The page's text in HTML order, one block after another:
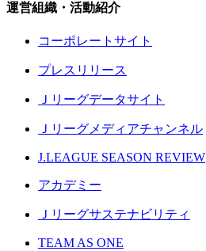
運営組織・活動紹介
コーポレートサイト
プレスリリース
Ｊリーグデータサイト
Ｊリーグメディアチャンネル
J.LEAGUE SEASON REVIEW
アカデミー
Ｊリーグサステナビリティ
TEAM AS ONE